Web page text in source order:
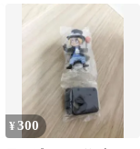
¥300